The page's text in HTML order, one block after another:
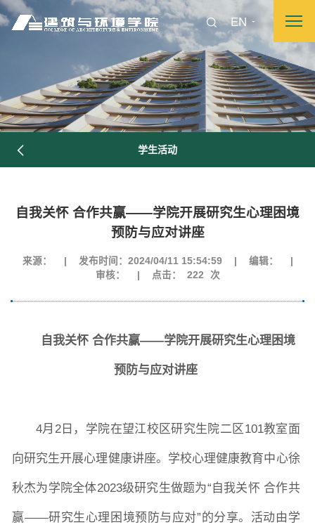
EN
行政管理岗 教学思政岗 实验教辅岗
本科教育 研究生教育 继续教育
学生活动
自我关怀 合作共赢——学院开展研究生心理困境
预防与应对讲座
来源： 发布时间：2024/04/11 15:54:59 编辑：
审核：
点击： 222 次
自我关怀 合作共赢——学院开展研究生心理困境
预防与应对讲座
4月2日，学院在望江校区研究生院二区101教室面
向研究生开展心理健康讲座。学校心理健康教育中心徐
秋杰为学院全体2023级研究生做题为“自我关怀 合作共
赢——研究生心理困境预防与应对”的分享。活动由学